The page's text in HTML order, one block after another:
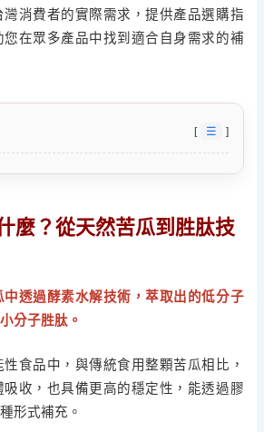
消費者的實際需求，提供產品選購指
在眾多產品中找到適合自身需求的補
☰
麼？從天然苦瓜到胜肽技
透過酵素水解技術，萃取出的低分子
分子胜肽。
食品中，與傳統食用整顆苦瓜相比，
收，也具備更高的穩定性，能透過膠
形式補充。